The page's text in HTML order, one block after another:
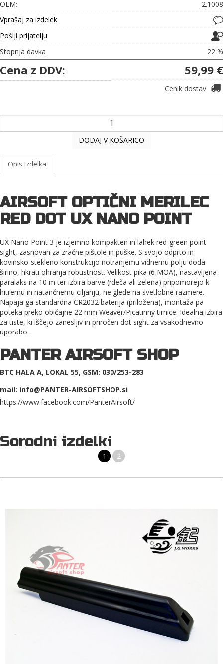
OEM:
2.1008
Vprašaj za izdelek
Pošlji prijatelju
Stopnja davka
22 %
Cena z DDV: 59,99 €
Cenik dostav
DODAJ V KOŠARICO
Opis izdelka
AIRSOFT OPTIČNI MERILEC
RED DOT UX NANO POINT
UX Nano Point 3 je izjemno kompakten in lahek red-green point
sight, zasnovan za zračne pištole in puške. S svojo odprto in
kovinsko-stekleno konstrukcijo notranjemu vidnemu polju doda
širino, hkrati ohranja robustnost. Velikost pika (6 MOA), nastavljena
paralaks na 10 m ter izbira barve (rdeča ali zelena) pripomorejo k
hitremu in natančnemu ciljanju, ne glede na svetlobne razmere.
Napaja ga standardna CR2032 baterija (priložena), montaža pa
poteka preko običajne 22 mm Weaver/Picatinny tirnice. Idealna izbira
za tiste, ki iščejo zanesljiv in priročen dot sight za vsakodnevno
uporabo.
PANTER AIRSOFT SHOP
BTC HALA A, LOKAL 55, GSM: 030/253-283
mail: info@PANTER-AIRSOFTSHOP.si
https://www.facebook.com/PanterAirsoft/
Sorodni izdelki
1 2
atraktivnost. Vsi airsoft dodatki so namenjeni izključno airsoft replikam.
AIRSOFT ROČAJ ZA AIRSOFT REPLIKO M4 PROIZVAJALCA
DBOYS
Repliki boste dodali dodatno funkcionalnost ter povečali njeno
atraktivnost. Vsi airsoft dodatki so namenjeni izključno airsoft replikam.